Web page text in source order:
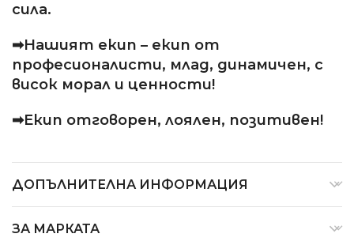
сила.
➡Нашият екип – екип от
професионалисти, млад, динамичен, с
висок морал и ценности!
➡Екип отговорен, лоялен, позитивен!
ДОПЪЛНИТЕЛНА ИНФОРМАЦИЯ
ЗА МАРКАТА